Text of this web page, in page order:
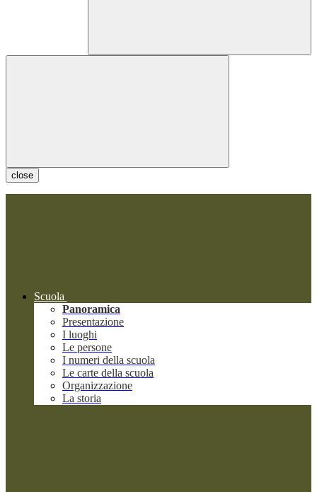
close
Scuola
Panoramica
Presentazione
I luoghi
Le persone
I numeri della scuola
Le carte della scuola
Organizzazione
La storia